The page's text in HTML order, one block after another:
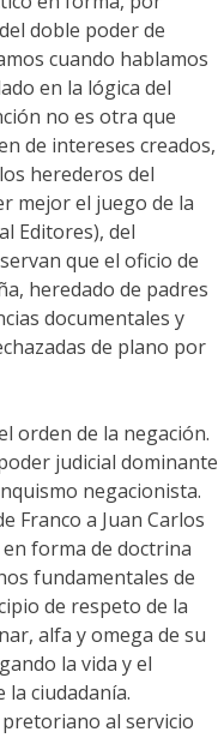
doble poder de
cuando hablamos
en la lógica del
no es otra que
de intereses creados,
herederos del
mejor el juego de la
Editores), del
que el oficio de
heredado de padres
documentales y
de plano por
orden de la negación.
judicial dominante
negacionista.
Franco a Juan Carlos
forma de doctrina
fundamentales de
de respeto de la
alfa y omega de su
la vida y el
la ciudadanía.
al servicio